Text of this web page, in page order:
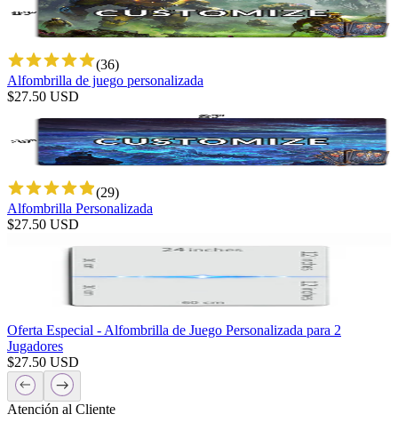
(36)
Alfombrilla de juego personalizada
$27.50 USD
(29)
Alfombrilla Personalizada
$27.50 USD
Oferta Especial - Alfombrilla de Juego Personalizada para 2
Jugadores
$27.50 USD
Atención al Cliente